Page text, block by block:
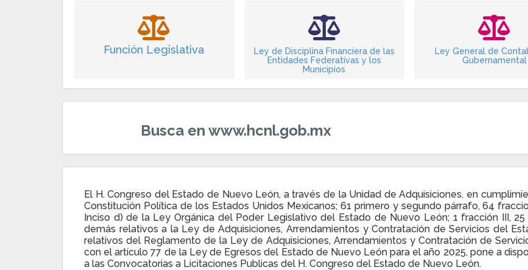
Función Legislativa
Ley de Disciplina Financiera de las
Entidades Federativas y los
Municipios
Ley General de
Gubernamental
Busca en www.hcnl.gob.mx
El H. Congreso del Estado de Nuevo León, a través de la Unidad de Adquisiciones, en
Constitución Política de los Estados Unidos Mexicanos; 61 primero y segundo párrafo, 64
Inciso d) de la Ley Orgánica del Poder Legislativo del Estado de Nuevo León; 1 fracción III,
demás relativos a la Ley de Adquisiciones, Arrendamientos y Contratación de Servicios del
relativos del Reglamento de la Ley de Adquisiciones, Arrendamientos y Contratación de
con el artículo 77 de la Ley de Egresos del Estado de Nuevo León para el año 2025, pone a
a las Convocatorias a Licitaciones Publicas del H. Congreso del Estado de Nuevo León.